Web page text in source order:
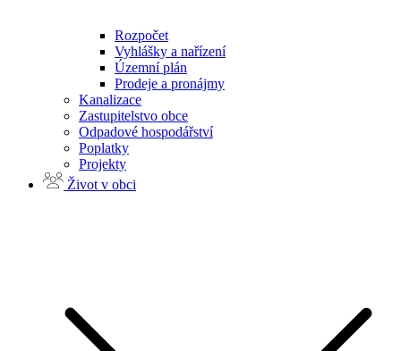
Rozpočet
Vyhlášky a nařízení
Územní plán
Prodeje a pronájmy
Kanalizace
Zastupitelstvo obce
Odpadové hospodářství
Poplatky
Projekty
Život v obci